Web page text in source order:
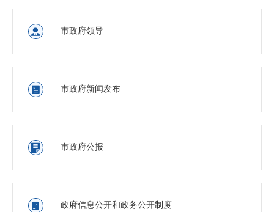
 市政府领导
 市政府新闻发布
 市政府公报
 政府信息公开和政务公开制度